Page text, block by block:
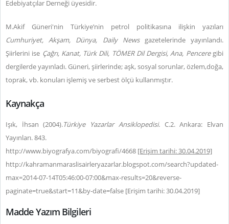
Edebiyatçılar Derneği üyesidir.
M.Akif Güneri'nin Türkiye’nin petrol politikasına ilişkin yazıları
Cumhuriyet, Akşam, Dünya, Daily Newsgazetelerinde yayınlandı.
Şiirlerini ise Çağrı, Kanat, Türk Dili, TÖMER Dil Dergisi, Ana, Penceregibi
dergilerde yayınladı. Güneri, şiirlerinde; aşk, sosyal sorunlar, özlem,doğa,
toprak, vb. konuları işlemiş ve serbest ölçü kullanmıştır.
Kaynakça
Işık, İhsan (2004).Türkiye Yazarlar Ansiklopedisi. C.2. Ankara: Elvan
Yayınları. 843.
http://www.biyografya.com/biyografi/4668 [Erişim tarihi: 30.04.2019]
http://kahramanmaraslisairleryazarlar.blogspot.com/search?updated-
max=2014-07-14T05:46:00-07:00&max-results=20&reverse-
paginate=true&start=11&by-date=false [Erişim tarihi: 30.04.2019]
Madde Yazım Bilgileri